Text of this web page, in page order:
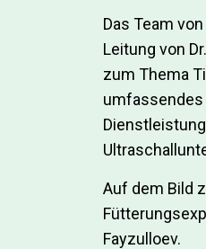
Das Team von
Leitung von
zum Thema
umfassendes
Auf dem Bild
Fayzulloev.